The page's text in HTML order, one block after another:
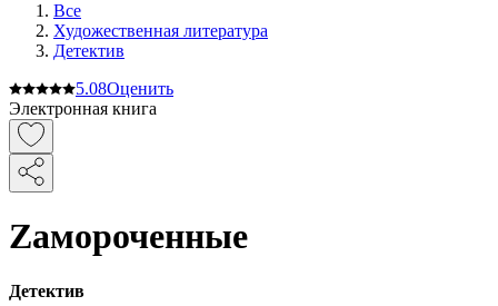
Все
Художественная литература
Детектив
5.08Оценить
Электронная книга
Zамороченные
Детектив